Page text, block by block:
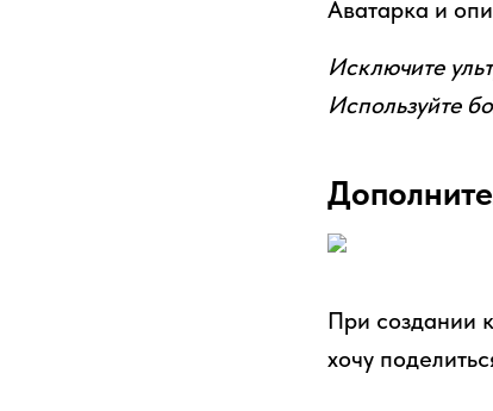
Аватарка и
Исключите
Используйте
При создании
хочу